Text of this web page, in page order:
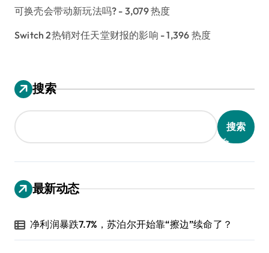
可换壳会带动新玩法吗? - 3,079 热度
Switch 2热销对任天堂财报的影响 - 1,396 热度
搜索
搜索
最新动态
净利润暴跌7.7%，苏泊尔开始靠“擦边”续命了？